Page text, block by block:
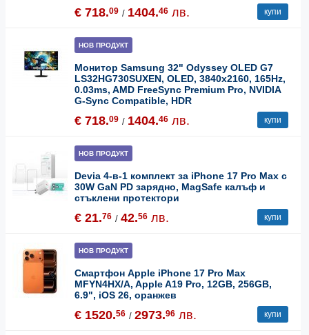
€ 718.09 / 1404.46 лв. купи
НОВ ПРОДУКТ
Монитор Samsung 32" Odyssey OLED G7
LS32HG730SUXEN, OLED, 3840x2160, 165Hz,
0.03ms, AMD FreeSync Premium Pro, NVIDIA
G-Sync Compatible, HDR
€ 718.09 / 1404.46 лв. купи
НОВ ПРОДУКТ
Devia 4-в-1 комплект за iPhone 17 Pro Max с
30W GaN PD зарядно, MagSafe калъф и
стъклени протектори
€ 21.76 / 42.56 лв. купи
НОВ ПРОДУКТ
Смартфон Apple iPhone 17 Pro Max
MFYN4HX/A, Apple A19 Pro, 12GB, 256GB,
6.9", iOS 26, оранжев
€ 1520.56 / 2973.96 лв. купи